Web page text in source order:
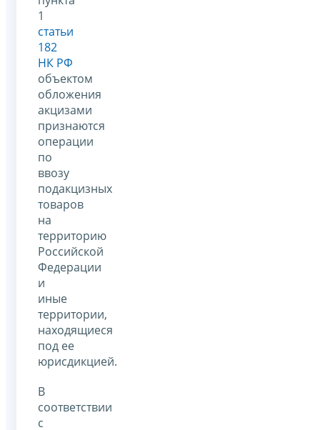
1
статьи
182
НК РФ
объектом
обложения
акцизами
признаются
операции
по
ввозу
подакцизных
товаров
на
территорию
Российской
Федерации
и
иные
территории,
находящиеся
под ее
юрисдикцией.
В
соответствии
с